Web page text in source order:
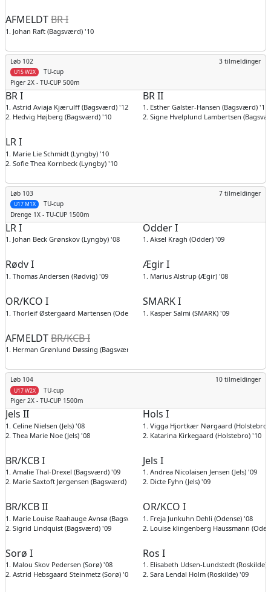
AFMELDTBR I
1. Johan Raft (Bagsværd) '10
Løb 102
TU-cup
3 tilmeldinger
U15 W2X
Piger 2X - TU-CUP 500m
BR I
1. Astrid Aviaja Kjærulff (Bagsværd) '12
2. Hedvig Højberg (Bagsværd) '10
BR II
1. Esther Galster-Hansen (Bagsværd) '11
2. Signe Hvelplund Lambertsen
LR I
1. Marie Lie Schmidt (Lyngby) '10
2. Sofie Thea Kornbeck (Lyngby) '10
Løb 103
TU-cup
7 tilmeldinger
U17 M1X
Drenge 1X - TU-CUP 1500m
LR I
1. Johan Beck Grønskov (Lyngby) '08
Odder I
1. Aksel Kragh (Odder) '09
Rødv I
1. Thomas Andersen (Rødvig) '09
Ægir I
1. Marius Alstrup (Ægir) '08
OR/KCO I
1. Thorleif Østergaard Martensen (Odense) '09
SMARK I
1. Kasper Salmi (SMARK) '09
AFMELDTBR/KCB I
1. Herman Grønlund Døssing (Bagsværd) '09
Løb 104
TU-cup
10 tilmeldinger
U17 W2X
Piger 2X - TU-CUP 1500m
Jels II
1. Celine Nielsen (Jels) '08
2. Thea Marie Noe (Jels) '08
Hols I
1. Vigga Hjortkær Nørgaard (Holstebro)
2. Katarina Kirkegaard (Holstebro) '10
BR/KCB I
1. Amalie Thal-Drexel (Bagsværd) '09
2. Marie Saxtoft Jørgensen (Bagsværd) '09
Jels I
1. Andrea Nicolaisen Jensen (Jels) '09
2. Dicte Fyhn (Jels) '09
BR/KCB II
1. Marie Louise Raahauge Avnsø (Bagsværd) '09
2. Sigrid Lindquist (Bagsværd) '09
OR/KCO I
1. Freja Junkuhn Dehli (Odense) '08
2. Louise klingenberg Haussmann
Sorø I
1. Malou Skov Pedersen (Sorø) '08
2. Astrid Hebsgaard Steinmetz (Sorø) '08
Ros I
1. Elisabeth Udsen-Lundstedt (Roskilde)
2. Sara Lendal Holm (Roskilde) '09